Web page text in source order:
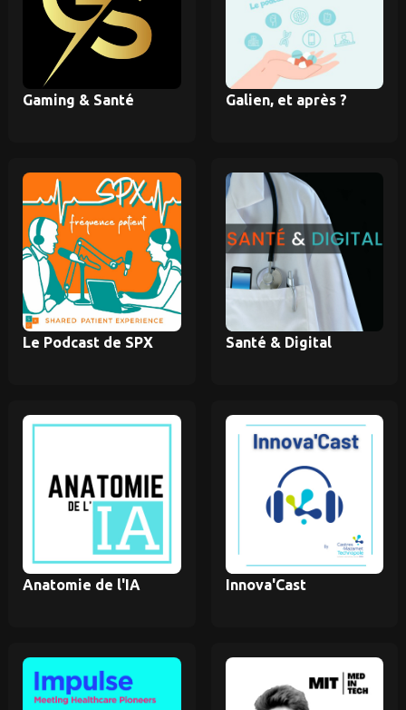
Gaming & Santé Galien, et après ?
Le Podcast de SPX Santé & Digital
Anatomie de l'IA Innova'Cast